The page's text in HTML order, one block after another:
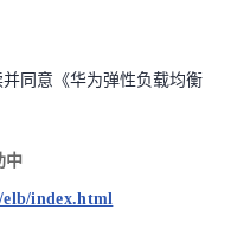
同意《华为弹性负载均衡
中
index.html